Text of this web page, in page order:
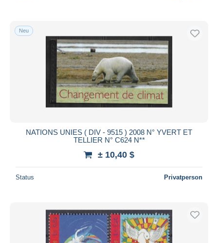
Neu
NATIONS UNIES ( DIV - 9515 ) 2008 N° YVERT ET
TELLIER N° C624 N**
± 10,40 $
Status Privatperson